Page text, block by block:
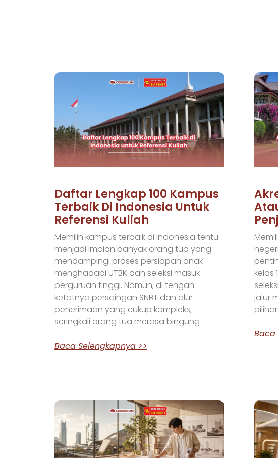
Daftar Lengkap 100 Kampus
Terbaik Di Indonesia Untuk
Referensi Kuliah
Memilih kampus terbaik di Indonesia tentu
menjadi impian banyak orang tua yang
mendampingi proses persiapan anak
menghadapi UTBK dan seleksi masuk
perguruan tinggi. Namun, di tengah
ketatnya persaingan SNBT dan alur
penerimaan yang cukup kompleks,
seringkali orang tua merasa bingung
Baca Selengkapnya >>
kelas
jalur
Baca